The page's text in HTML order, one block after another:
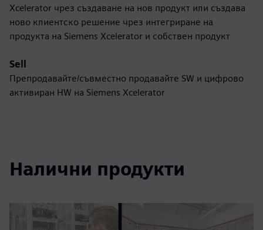
Xcelerator чрез създаване на нов продукт или създава
ново клиентско решение чрез интегриране на
продукта на Siemens Xcelerator и собствен продукт
Sell
Препродавайте/съвместно продавайте SW и цифрово
активиран HW на Siemens Xcelerator
Налични продукти